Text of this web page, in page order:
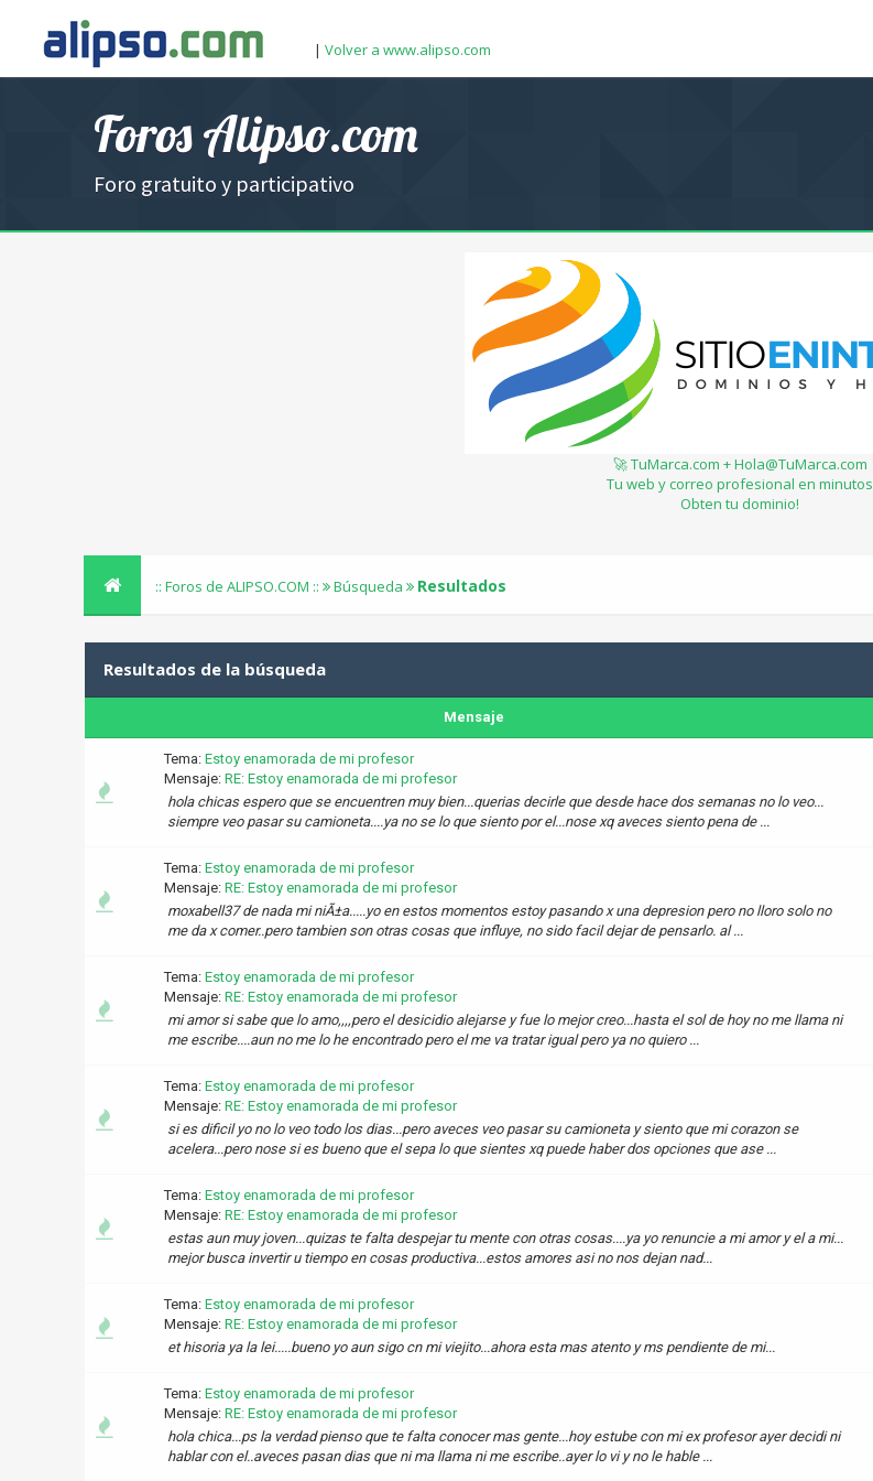
| Volver a www.alipso.com
Foros Alipso.com
Foro gratuito y participativo
🚀 TuMarca.com + Hola@TuMarca.com
Tu web y correo profesional en minutos
Obten tu dominio!
:: Foros de ALIPSO.COM :: Búsqueda Resultados
Resultados de la búsqueda
Mensaje
Tema: Estoy enamorada de mi profesor
Mensaje: RE: Estoy enamorada de mi profesor
hola chicas espero que se encuentren muy bien...querias decirle que desde hace dos semanas no lo veo...
siempre veo pasar su camioneta....ya no se lo que siento por el...nose xq aveces siento pena de ...
Tema: Estoy enamorada de mi profesor
Mensaje: RE: Estoy enamorada de mi profesor
moxabell37 de nada mi niÃ±a.....yo en estos momentos estoy pasando x una depresion pero no lloro solo no
me da x comer..pero tambien son otras cosas que influye, no sido facil dejar de pensarlo. al ...
Tema: Estoy enamorada de mi profesor
Mensaje: RE: Estoy enamorada de mi profesor
mi amor si sabe que lo amo,,,,pero el desicidio alejarse y fue lo mejor creo...hasta el sol de hoy no me llama ni
me escribe....aun no me lo he encontrado pero el me va tratar igual pero ya no quiero ...
Tema: Estoy enamorada de mi profesor
Mensaje: RE: Estoy enamorada de mi profesor
si es dificil yo no lo veo todo los dias...pero aveces veo pasar su camioneta y siento que mi corazon se
acelera...pero nose si es bueno que el sepa lo que sientes xq puede haber dos opciones que ase ...
Tema: Estoy enamorada de mi profesor
Mensaje: RE: Estoy enamorada de mi profesor
estas aun muy joven...quizas te falta despejar tu mente con otras cosas....ya yo renuncie a mi amor y el a mi...
mejor busca invertir u tiempo en cosas productiva...estos amores asi no nos dejan nad...
Tema: Estoy enamorada de mi profesor
Mensaje: RE: Estoy enamorada de mi profesor
et hisoria ya la lei.....bueno yo aun sigo cn mi viejito...ahora esta mas atento y ms pendiente de mi...
Tema: Estoy enamorada de mi profesor
Mensaje: RE: Estoy enamorada de mi profesor
hola chica...ps la verdad pienso que te falta conocer mas gente...hoy estube con mi ex profesor ayer decidi ni
hablar con el..aveces pasan dias que ni ma llama ni me escribe..ayer lo vi y no le hable ...